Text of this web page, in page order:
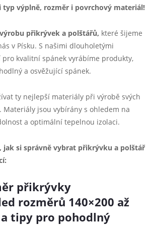
typ výplně, rozměr i povrchový materiál!
přikrývek a polštářů, které šijeme
v Písku. S našimi dlouholetými
pro kvalitní spánek vyrábíme produkty,
a osvěžující spánek.
ty nejlepší materiály při výrobě svých
Materiály jsou vybírány s ohledem na
a optimální tepelnou izolaci.
jak si správně vybrat přikrývku a polštář
přikrývky
rozměrů 140×200 až
a tipy pro pohodlný